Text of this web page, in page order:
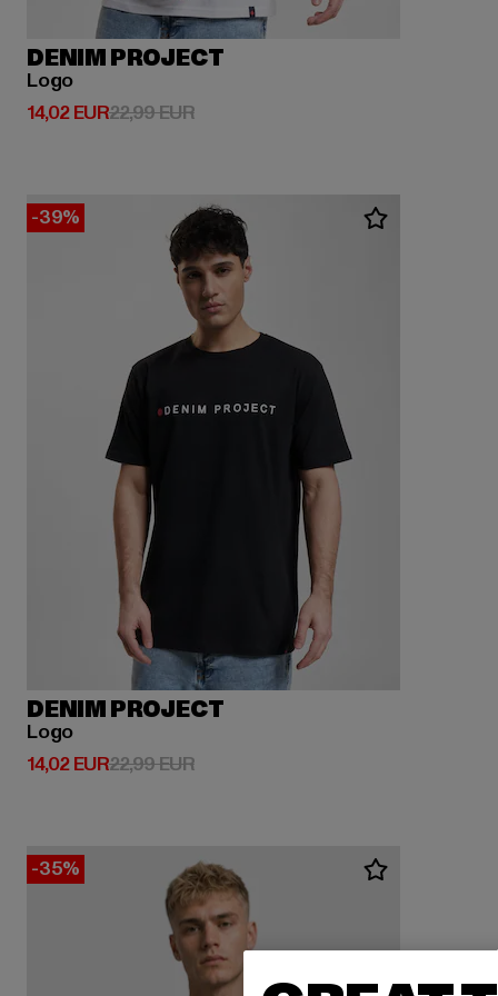
DENIM PROJECT
Logo
14,02 EUR
Derzeitiger Preis: 14,02 EUR
22,99 EURAktionspreis: 22,99 EUR
-39%
DENIM PROJECT
Logo
14,02 EUR
Derzeitiger Preis: 14,02 EUR
22,99 EURAktionspreis: 22,99 EUR
-35%